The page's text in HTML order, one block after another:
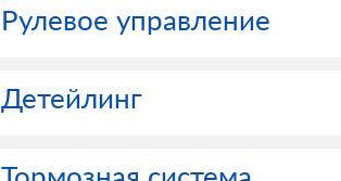
Рулевое управление
Детейлинг